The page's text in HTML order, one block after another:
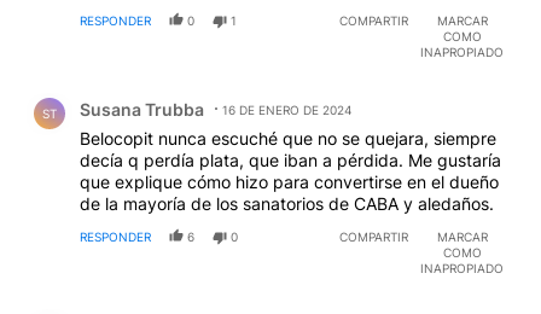
RESPONDER 0 1 COMPARTIR
MARCAR
COMO
INAPROPIADO
ST Susana Trubba 16 DE ENERO DE 2024
Belocopit nunca escuché que no se quejara, siempre
decía q perdía plata, que iban a pérdida. Me gustaría
que explique cómo hizo para convertirse en el dueño
de la mayoría de los sanatorios de CABA y aledaños.
RESPONDER 6 0 COMPARTIR
MARCAR
COMO
INAPROPIADO